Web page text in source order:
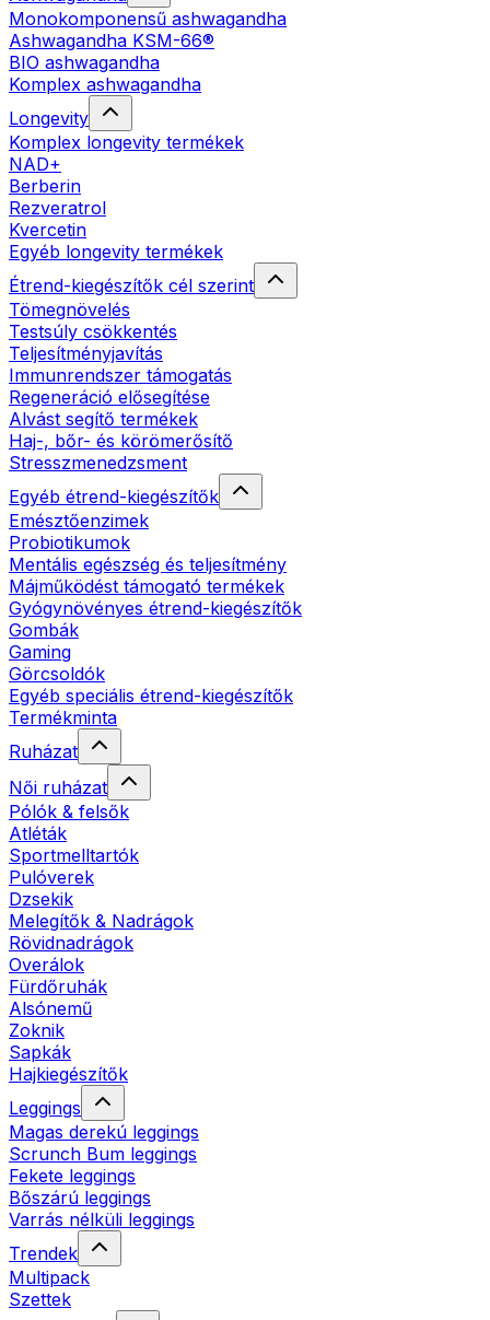
Monokomponensű ashwagandha
Ashwagandha KSM-66®
BIO ashwagandha
Komplex ashwagandha
Longevity
Komplex longevity termékek
NAD+
Berberin
Rezveratrol
Kvercetin
Egyéb longevity termékek
Étrend-kiegészítők cél szerint
Tömegnövelés
Testsúly csökkentés
Teljesítményjavítás
Immunrendszer támogatás
Regeneráció elősegítése
Alvást segítő termékek
Haj-, bőr- és körömerősítő
Stresszmenedzsment
Egyéb étrend-kiegészítők
Emésztőenzimek
Probiotikumok
Mentális egészség és teljesítmény
Májműködést támogató termékek
Gyógynövényes étrend-kiegészítők
Gombák
Gaming
Görcsoldók
Egyéb speciális étrend-kiegészítők
Termékminta
Ruházat
Női ruházat
Pólók & felsők
Atléták
Sportmelltartók
Pulóverek
Dzsekik
Melegítők & Nadrágok
Rövidnadrágok
Overálok
Fürdőruhák
Alsónemű
Zoknik
Sapkák
Hajkiegészítők
Leggings
Magas derekú leggings
Scrunch Bum leggings
Fekete leggings
Bőszárú leggings
Varrás nélküli leggings
Trendek
Multipack
Szettek